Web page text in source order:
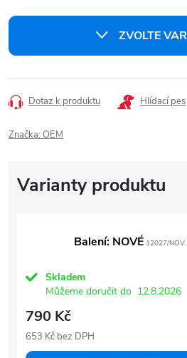
cena:
ZVOLTE
Dotaz k produktu Hlídací pes
Značka: OEM
Balení: NOVÉ 12027/NOV
Skladem
Můžeme doručit do 12.8.2026
790 Kč
653 Kč bez DPH